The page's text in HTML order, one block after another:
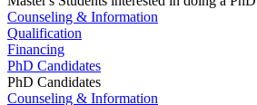
Counseling & Information
Qualification
Financing
PhD Candidates
PhD Candidates
Counseling & Information